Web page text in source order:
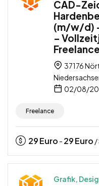
CAD-
(m/w/d)
–
37176
02/08/
Freelance
29Euro - 29Euro /
Grafik,